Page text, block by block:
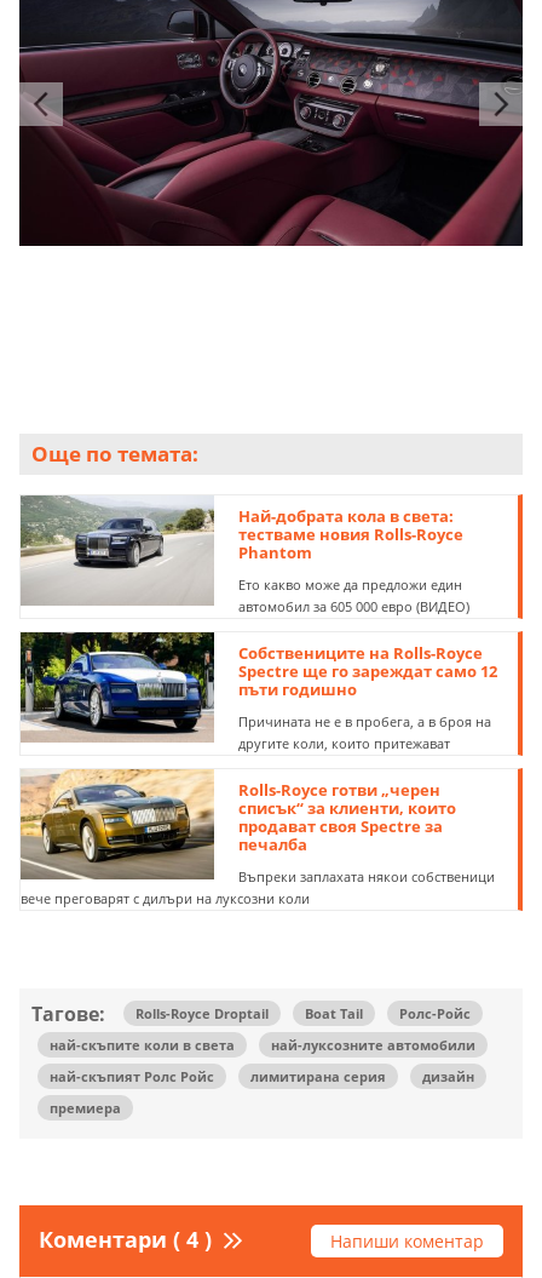
Още по темата:
Най-добрата кола в света:
тестваме новия Rolls-Royce
Phantom
Ето какво може да предложи един
автомобил за 605 000 евро (ВИДЕО)
Собствениците на Rolls-Royce
Spectre ще го зареждат само 12
пъти годишно
Причината не е в пробега, а в броя на
другите коли, които притежават
Rolls-Royce готви „черен
списък“ за клиенти, които
продават своя Spectre за
печалба
Въпреки заплахата някои собственици
вече преговарят с дилъри на луксозни коли
Тагове: Rolls-Royce Droptail Boat Tail
Ролс-Ройс
най-скъпите коли в света
най-луксозните автомобили
най-скъпият Ролс Ройс
лимитирана серия
дизайн
премиера
Коментари ( 4 ) Напиши коментар